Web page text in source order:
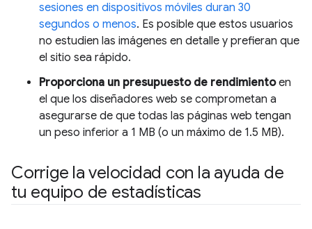
sesiones en dispositivos móviles duran 30
segundos o menos. Es posible que estos usuarios
no estudien las imágenes en detalle y prefieran que
el sitio sea rápido.
Proporciona un presupuesto de rendimientoen
el que los diseñadores web se comprometan a
asegurarse de que todas las páginas web tengan
un peso inferior a 1 MB (o un máximo de 1.5 MB).
Corrige la velocidad con la ayuda de
tu equipo de estadísticas